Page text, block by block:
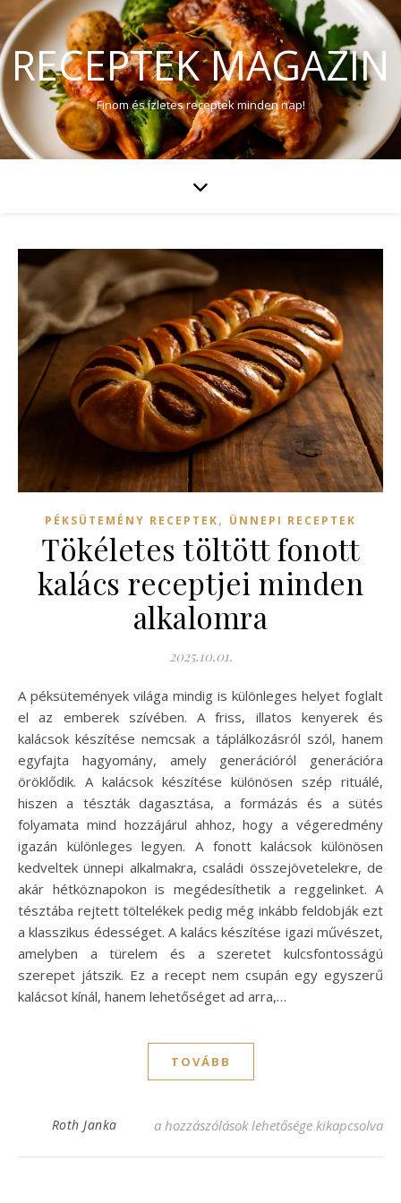
RECEPTEK MAGAZIN
Finom és ízletes receptek minden nap!
PÉKSÜTEMÉNY RECEPTEK, ÜNNEPI RECEPTEK
Tökéletes töltött fonott
kalács receptjei minden
alkalomra
2025.10.01.
A péksütemények világa mindig is különleges helyet foglalt
el az emberek szívében. A friss, illatos kenyerek és
kalácsok készítése nemcsak a táplálkozásról szól, hanem
egyfajta hagyomány, amely generációról generációra
öröklődik. A kalácsok készítése különösen szép rituálé,
hiszen a tészták dagasztása, a formázás és a sütés
folyamata mind hozzájárul ahhoz, hogy a végeredmény
igazán különleges legyen. A fonott kalácsok különösen
kedveltek ünnepi alkalmakra, családi összejövetelekre, de
akár hétköznapokon is megédesíthetik a reggelinket. A
tésztába rejtett töltelékek pedig még inkább feldobják ezt
a klasszikus édességet. A kalács készítése igazi művészet,
amelyben a türelem és a szeretet kulcsfontosságú
szerepet játszik. Ez a recept nem csupán egy egyszerű
kalácsot kínál, hanem lehetőséget ad arra,…
TOVÁBB
Roth Janka Tökéletes töltött fonott kalács receptjei
a hozzászólások lehetősége kikapcsolva